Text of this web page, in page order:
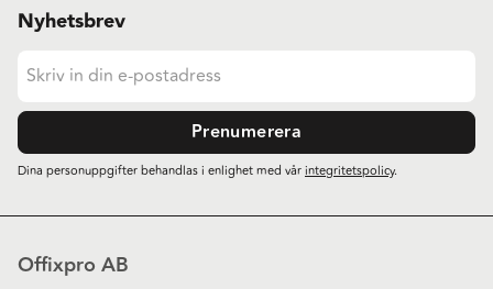
Nyhetsbrev
Prenumerera
Dina personuppgifter behandlas i enlighet med vårintegritetspolicy.
Offixpro AB